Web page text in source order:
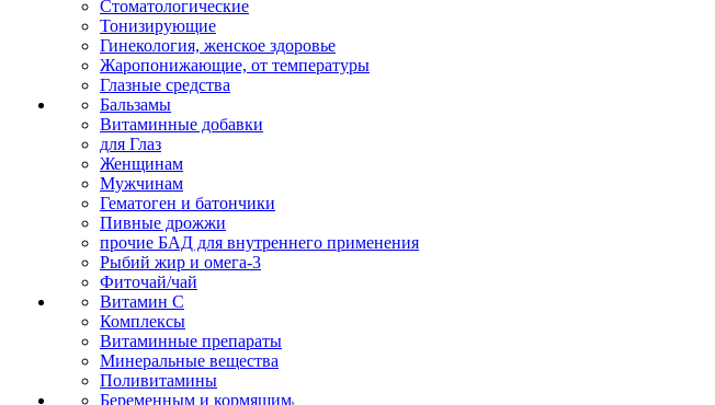
Стоматологические
Тонизирующие
Гинекология, женское здоровье
Жаропонижающие, от температуры
Глазные средства
Бальзамы
Витаминные добавки
для Глаз
Женщинам
Мужчинам
Гематоген и батончики
Пивные дрожжи
прочие БАД для внутреннего применения
Рыбий жир и омега-3
Фиточай/чай
Витамин С
Комплексы
Витаминные препараты
Минеральные вещества
Поливитамины
Беременным и кормящим